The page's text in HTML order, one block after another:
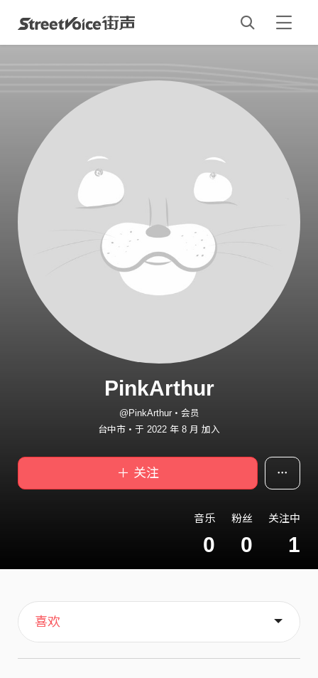
PinkArthur
@PinkArthur・会员
台中市・于 2022 年 8 月 加入
＋ 关注
音乐
0
粉丝
0
关注中
1
主页
喜欢
关于